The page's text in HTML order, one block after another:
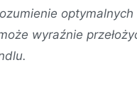
optymalnych
wyraźnie